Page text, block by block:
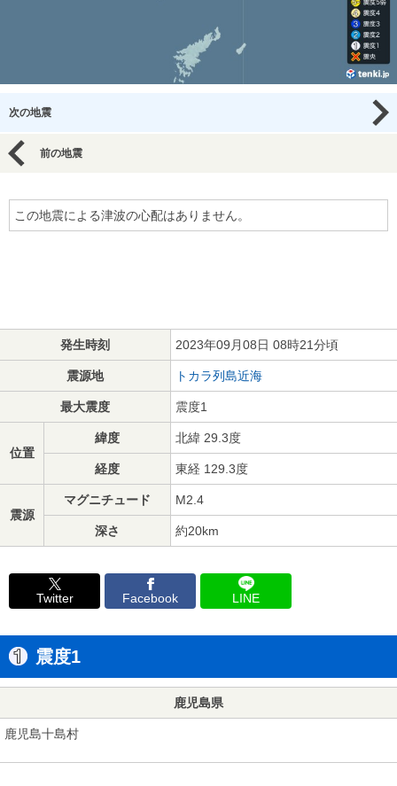
次の地震
前の地震
この地震による津波の心配はありません。
発生時刻 2023年09月08日 08時21分頃
震源地 トカラ列島近海
最大震度 震度1
位置
緯度 北緯 29.3度
経度 東経 129.3度
震源
マグニチュード M2.4
深さ 約20km
Twitter Facebook LINE
震度1
鹿児島県
鹿児島十島村